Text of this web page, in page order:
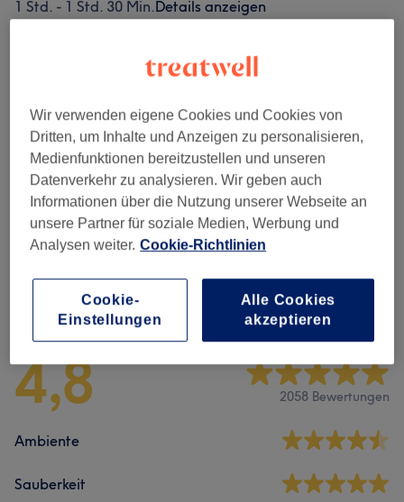
1 Std. - 1 Std. 30 Min.Details anzeigen
Nicht gefunden wonach du gesucht hast?
Thaimassagen (wat Po ) (5) ab 79 €
Klassische -Thaimassage (3) ab 79 €
Massagen (6) ab 70 €
Salonbewertungen
4,8 2058 Bewertungen
Ambiente
Sauberkeit
Wir verwenden eigene Cookies und Cookies von
Dritten, um Inhalte und Anzeigen zu personalisieren,
Medienfunktionen bereitzustellen und unseren
Datenverkehr zu analysieren. Wir geben auch
Informationen über die Nutzung unserer Webseite an
unsere Partner für soziale Medien, Werbung und
Analysen weiter. Cookie-Richtlinien
Cookie-
Einstellungen
Alle Cookies
akzeptieren